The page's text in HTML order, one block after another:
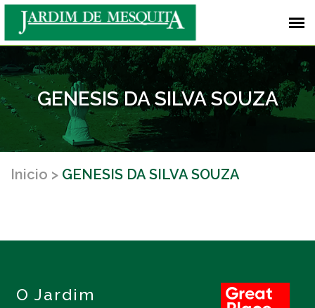
GENESIS DA SILVA SOUZA
Inicio GENESIS DA SILVA SOUZA
O Jardim